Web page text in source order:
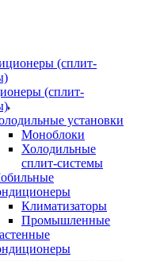
(сплит-
установки
Моноблоки
Холодильные
сплит-системы
Климатизаторы
Промышленные